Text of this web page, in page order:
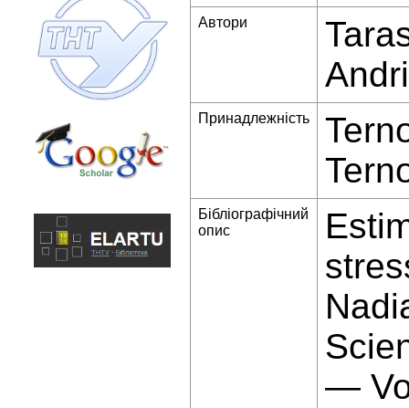
Автори
Принадлежність
Бібліографічний
опис
—